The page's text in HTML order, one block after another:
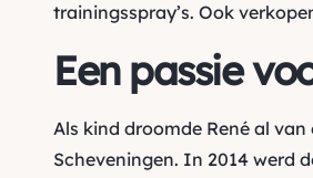
trainingsspray’s. Ook
Een passie
Als kind droomde René al
Scheveningen. In 2014 werd